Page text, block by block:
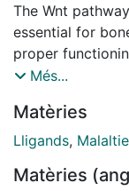
The Wnt
essential for
proper
regulated by
different
summarize and
co-receptors,
Més...
Matèries
Lligands,
Matèries